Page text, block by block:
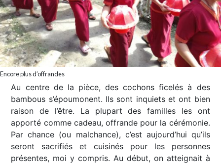
Encore plus d’offrandes
Au centre de la pièce, des cochons ficelés à des
bambous s’époumonent. Ils sont inquiets et ont bien
raison de l’être. La plupart des familles les ont
apporté comme cadeau, offrande pour la cérémonie.
Par chance (ou malchance), c’est aujourd’hui qu’ils
seront sacrifiés et cuisinés pour les personnes
présentes, moi y compris. Au début, on atteignait à